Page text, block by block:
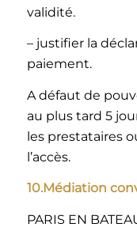
validité.
– justifier la
paiement.
A défaut de
au plus tard 5
les prestataires
l’accès.
10.Médiation
PARIS EN